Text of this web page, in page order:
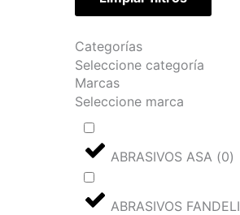
Categorías
Seleccione categoría
Marcas
Seleccione marca
ABRASIVOS ASA (0)
ABRASIVOS FANDELI